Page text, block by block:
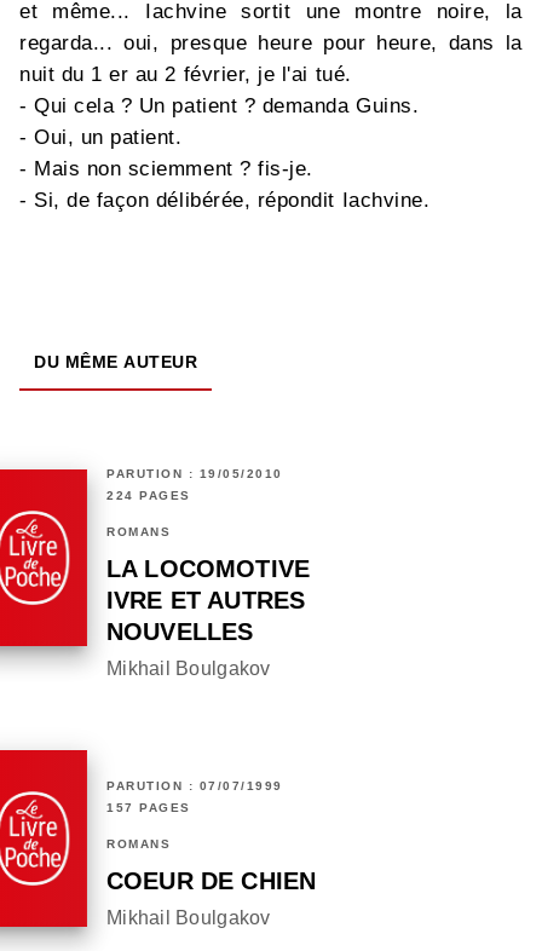
et même... Iachvine sortit une montre noire, la
regarda... oui, presque heure pour heure, dans la
nuit du 1 er au 2 février, je l'ai tué.
- Qui cela ? Un patient ? demanda Guins.
- Oui, un patient.
- Mais non sciemment ? fis-je.
- Si, de façon délibérée, répondit Iachvine.
DU MÊME AUTEUR
PARUTION : 19/05/2010
224 PAGES
ROMANS
LA LOCOMOTIVE
IVRE ET AUTRES
NOUVELLES
Mikhail Boulgakov
PARUTION : 07/07/1999
157 PAGES
ROMANS
COEUR DE CHIEN
Mikhail Boulgakov